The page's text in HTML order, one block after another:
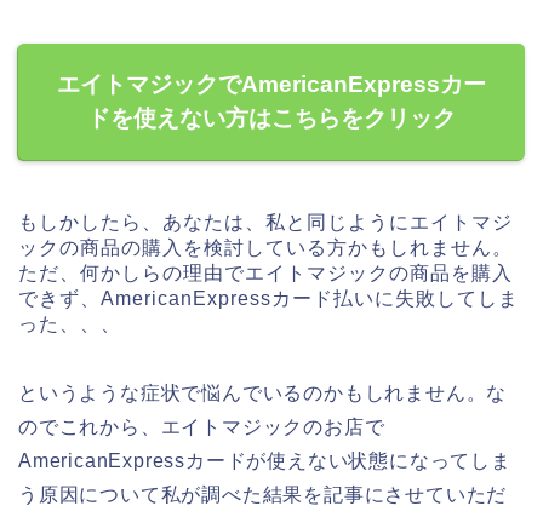
エイトマジックでAmericanExpressカー
ドを使えない方はこちらをクリック
もしかしたら、あなたは、私と同じようにエイトマジ
ックの商品の購入を検討している方かもしれません。
ただ、何かしらの理由でエイトマジックの商品を購入
できず、AmericanExpressカード払いに失敗してしま
った、、、
というような症状で悩んでいるのかもしれません。な
のでこれから、エイトマジックのお店で
AmericanExpressカードが使えない状態になってしま
う原因について私が調べた結果を記事にさせていただ